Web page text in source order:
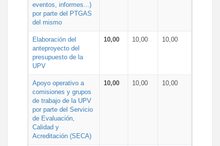
eventos, informes...)
por parte del PTGAS
del mismo
Elaboración del
anteproyecto del
presupuesto de la
UPV
10,00 10,00 10,00
Apoyo operativo a
comisiones y grupos
de trabajo de la UPV
por parte del Servicio
de Evaluación,
Calidad y
Acreditación (SECA)
10,00 10,00 10,00